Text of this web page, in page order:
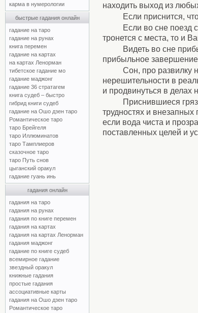
карма в нумерологии
быстрые гадания онлайн
гадание на таро
гадание на рунах
книга перемен
гадание на картах
на картах Ленорман
тибетское гадание мо
гадание маджонг
гадание 36 стратагем
книга судеб – быстро
гибрид книги судеб
гадание на Ошо дзен таро
Романтическое таро
таро Брейгеля
таро Иллюминатов
таро Тамплиеров
сказочное таро
таро Путь снов
цыганский оракул
гадание гуань инь
гадания онлайн
гадания на таро
гадания на рунах
гадания по книге перемен
гадания на картах
гадания на картах Ленорман
гадания маджонг
гадание по книге судеб
всемирное гадание
звездный оракул
книжные гадания
простые гадания
ассоциативные карты
гадания на Ошо дзен таро
Романтическое таро
находить выход из
Если приснится,
Если во сне поезд
тронется с места, то и
Видеть во сне
прибыльное
Сон, про развилку
нерешительности в
и продвинуться в делах
Приснившиеся
трудностях и
если вода чиста и
поставленных целей и